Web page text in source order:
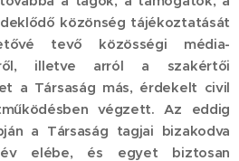
közönség tájékoztatását
tevő közösségi média-
illetve arról a szakértői
a Társaság más, érdekelt civil
végzett. Az eddig
a Társaság tagjai bizakodva
elébe, és egyet biztosan